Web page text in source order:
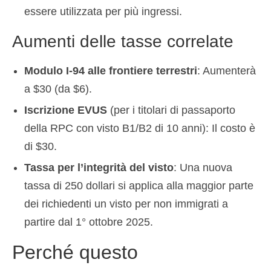
essere utilizzata per più ingressi.
Aumenti delle tasse correlate
Modulo I-94 alle frontiere terrestri: Aumenterà
a $30 (da $6).
Iscrizione EVUS (per i titolari di passaporto
della RPC con visto B1/B2 di 10 anni): Il costo è
di $30.
Tassa per l’integrità del visto: Una nuova
tassa di 250 dollari si applica alla maggior parte
dei richiedenti un visto per non immigrati a
partire dal 1° ottobre 2025.
Perché questo